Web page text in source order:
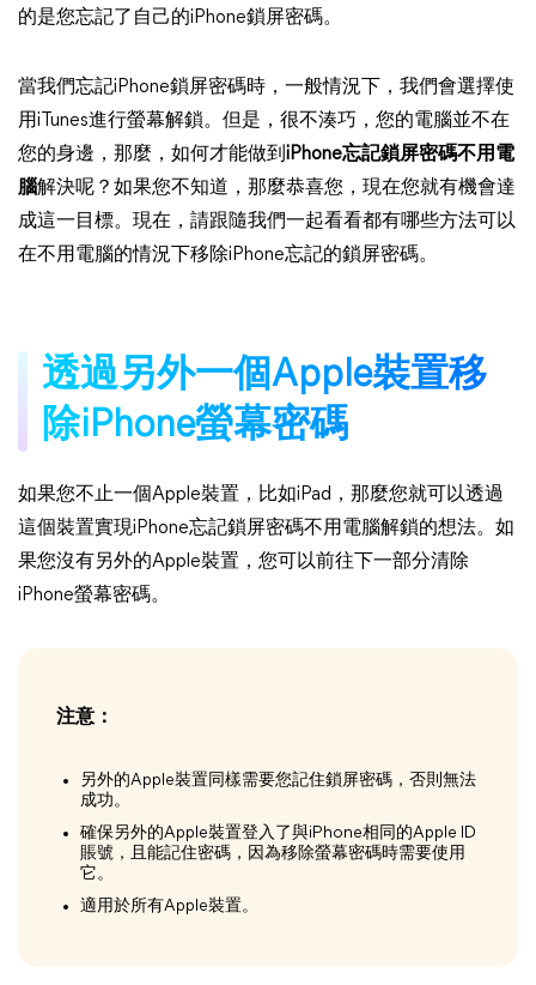
的是您忘記了自己的iPhone鎖屏密碼。
當我們忘記iPhone鎖屏密碼時，一般情況下，我們會選擇使
用iTunes進行螢幕解鎖。但是，很不湊巧，您的電腦並不在
您的身邊，那麼，如何才能做到 iPhone忘記鎖屏密碼不用電
腦解決呢？如果您不知道，那麼恭喜您，現在您就有機會達
成這一目標。現在，請跟隨我們一起看看都有哪些方法可以
在不用電腦的情況下移除iPhone忘記的鎖屏密碼。
透過另外一個Apple裝置移
除iPhone螢幕密碼
如果您不止一個Apple裝置，比如iPad，那麼您就可以透過
這個裝置實現iPhone忘記鎖屏密碼不用電腦解鎖的想法。如
果您沒有另外的Apple裝置，您可以前往下一部分清除
iPhone螢幕密碼。
注意：
另外的Apple裝置同樣需要您記住鎖屏密碼，否則無法
成功。
確保另外的Apple裝置登入了與iPhone相同的Apple ID
賬號，且能記住密碼，因為移除螢幕密碼時需要使用
它。
適用於所有Apple裝置。